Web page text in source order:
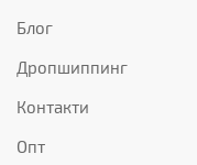
Блог
Дропшиппинг
Контакти
Опт